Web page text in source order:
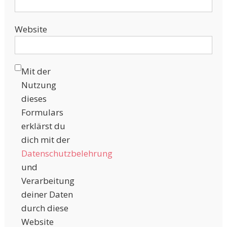
Website
Mit der
Nutzung
dieses
Formulars
erklärst du
dich mit der
Datenschutzbelehrung
und
Verarbeitung
deiner Daten
durch diese
Website